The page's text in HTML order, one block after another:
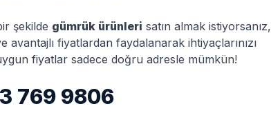
şekilde gümrük ürünleri satın almak istiyorsanız,
fiyatlardan faydalanarak ihtiyaçlarınızı
fiyatlar sadece doğru adresle mümkün!
769 9806